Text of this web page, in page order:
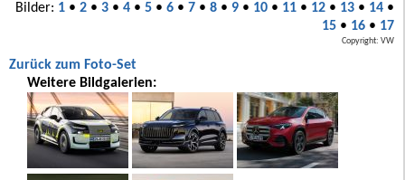
Bilder: 1• 2• 3• 4• 5• 6• 7• 8• 9• 10• 11• 12• 13• 14•
15• 16• 17
Copyright: VW
Zurück zum Foto-Set
Weitere Bildgalerien: